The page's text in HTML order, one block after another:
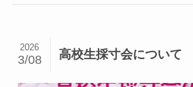
高校生採寸会について
2026
3/08